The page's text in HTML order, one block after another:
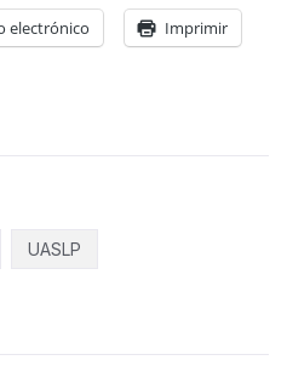
electrónico Imprimir
UASLP